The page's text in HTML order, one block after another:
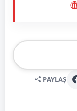
PAYLAŞ